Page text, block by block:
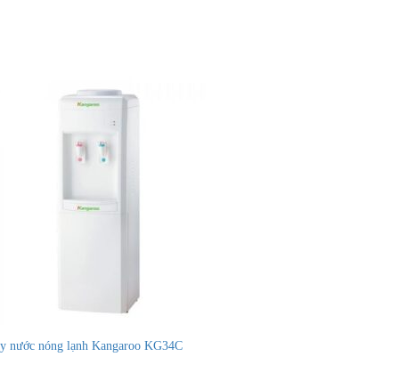
nước nóng lạnh Kangaroo KG34C